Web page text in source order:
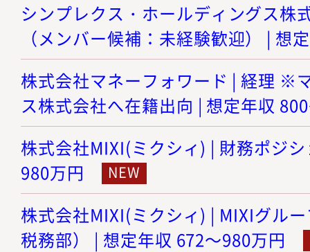
シンプレクス・ホールディングス株
（メンバー候補：未経験歓迎） | 想
株式会社マネーフォワード | 経理 ※
ス株式会社へ在籍出向 | 想定年収
株式会社MIXI(ミクシィ) | 財務ポジ
980万円
株式会社MIXI(ミクシィ) | MIXIグル
税務部） | 想定年収 672～980万円